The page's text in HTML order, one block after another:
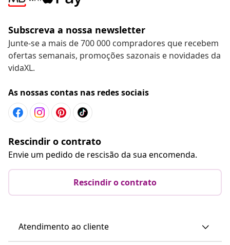
Subscreva a nossa newsletter
Junte-se a mais de 700 000 compradores que recebem
ofertas semanais, promoções sazonais e novidades da
vidaXL.
As nossas contas nas redes sociais
Rescindir o contrato
Envie um pedido de rescisão da sua encomenda.
Rescindir o contrato
Atendimento ao cliente